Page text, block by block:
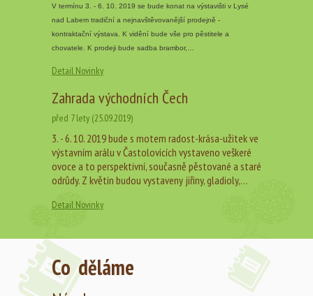
V termínu 3. - 6. 10. 2019 se bude konat na výstavišti v Lysé
nad Labem tradiční a nejnavštěvovanější prodejně -
kontraktační výstava. K vidění bude vše pro pěstitele a
chovatele. K prodeji bude sadba brambor,…
Detail Novinky
Zahrada východních Čech
před 7 lety (25.09.2019)
3. - 6. 10. 2019 bude s motem radost-krása-užitek ve
výstavním arálu v Častolovicích vystaveno veškeré
ovoce a to perspektivní, současně pěstované a staré
odrůdy. Z květin budou vystaveny jiřiny, gladioly,…
Detail Novinky
Co děláme